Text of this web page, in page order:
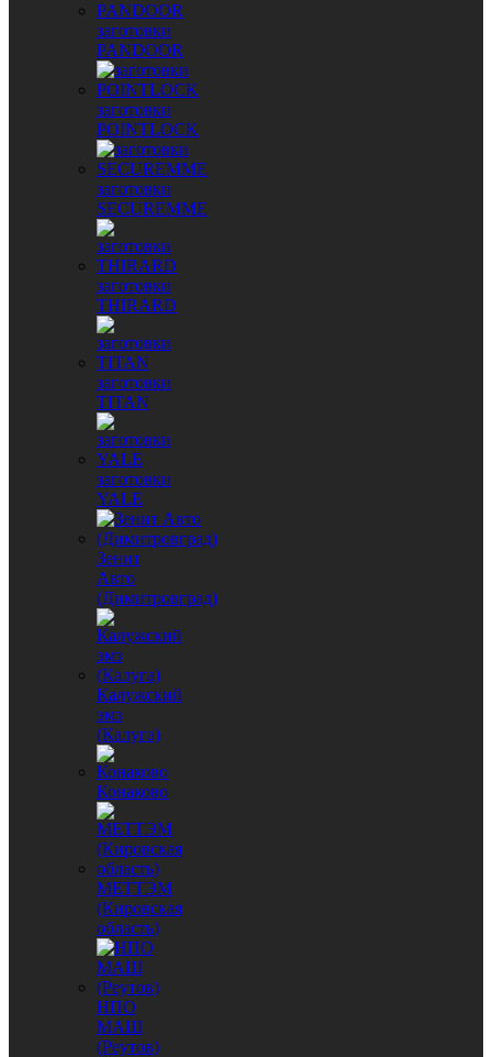
заготовки
PANDOOR
заготовки
POINTLOCK
заготовки
SECUREMME
заготовки
THIRARD
заготовки
TITAN
заготовки
YALE
Зенит
Авто
(Димитровград)
Калужский
эмз
(Калуга)
Конаково
МЕТТЭМ
(Кировская
область)
НПО
МАШ
(Реутов)